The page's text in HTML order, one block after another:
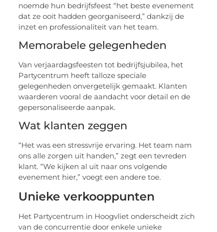
noemde hun bedrijfsfeest “het beste evenement
dat ze ooit hadden georganiseerd,” dankzij de
inzet en professionaliteit van het team.
Memorabele gelegenheden
Van verjaardagsfeesten tot bedrijfsjubilea, het
Partycentrum heeft talloze speciale
gelegenheden onvergetelijk gemaakt. Klanten
waarderen vooral de aandacht voor detail en de
gepersonaliseerde aanpak.
Wat klanten zeggen
“Het was een stressvrije ervaring. Het team nam
ons alle zorgen uit handen,” zegt een tevreden
klant. “We kijken al uit naar ons volgende
evenement hier,” voegt een andere toe.
Unieke verkooppunten
Het Partycentrum in Hoogvliet onderscheidt zich
van de concurrentie door enkele unieke